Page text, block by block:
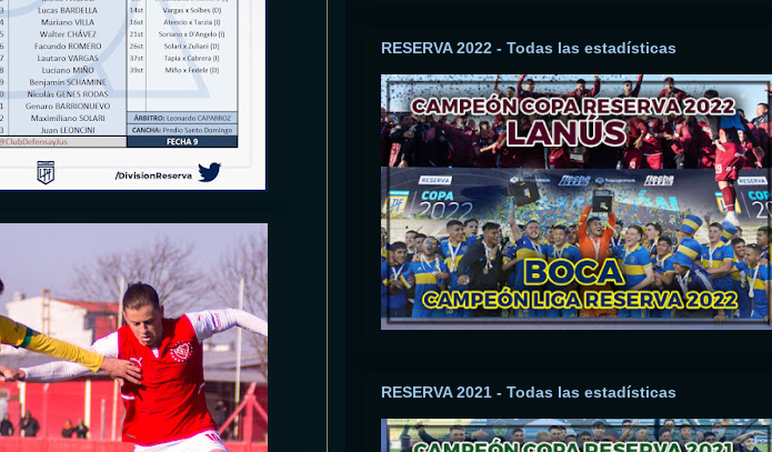
RESERVA 2022 - Todas las estadísticas
RESERVA 2021 - Todas las estadísticas